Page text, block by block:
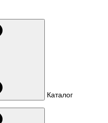
Каталог